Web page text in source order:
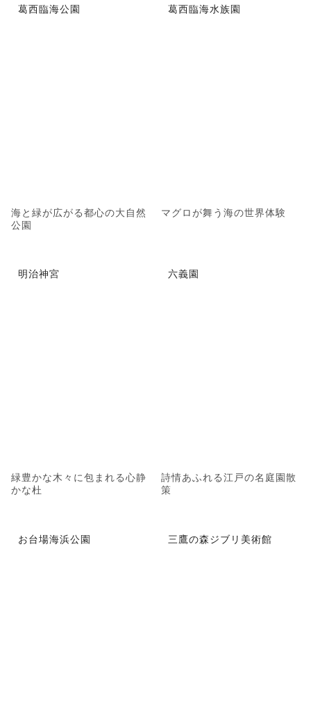
葛西臨海公園
海と緑が広がる都心の大自然
公園
葛西臨海水族園
マグロが舞う海の世界体験
明治神宮
緑豊かな木々に包まれる心静
かな杜
六義園
詩情あふれる江戸の名庭園散
策
お台場海浜公園 三鷹の森ジブリ美術館